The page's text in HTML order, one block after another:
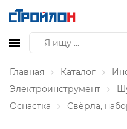
Главная Каталог
Электроинструмент
Оснастка
Свёрла,